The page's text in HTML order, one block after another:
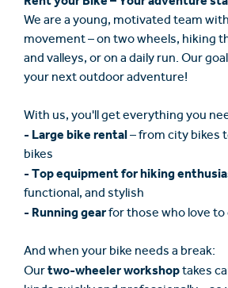
info@serfaus-fiss-ladis.at
We are a young, motivated team
movement – on two wheels, hiking
and valleys, or on a daily run. Our
your next outdoor adventure!
With us, you'll get everything you
- Large bike rental– from city bikes
bikes
- Top equipment for hiking
functional, and stylish
- Running gearfor those who love
And when your bike needs a break:
Ourtwo-wheeler workshoptakes